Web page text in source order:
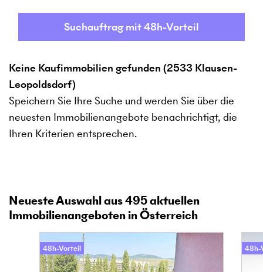
Suchauftrag mit 48h-Vorteil
Keine Kaufimmobilien gefunden (2533 Klausen-
Leopoldsdorf)
Speichern Sie Ihre Suche und werden Sie über die
neuesten Immobilienangebote benachrichtigt, die
Ihren Kriterien entsprechen.
Neueste Auswahl aus495aktuellen
Immobilienangeboten in Österreich
48h-Vorteil 48h-